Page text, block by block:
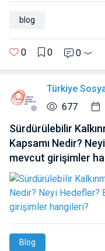
blog
0 0 0
Türkiye
677
Sürdürülebilir
Kapsamı Nedir?
mevcut girişimler
Blog